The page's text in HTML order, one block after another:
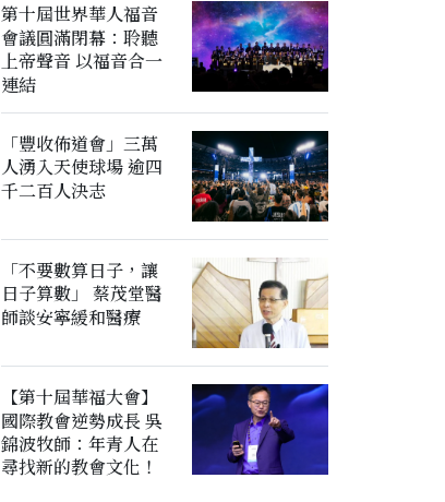
第十屆世界華人福音
會議圓滿閉幕：聆聽
上帝聲音 以福音合一
連結
「豐收佈道會」三萬
人湧入天使球場 逾四
千二百人決志
「不要數算日子，讓
日子算數」 蔡茂堂醫
師談安寧緩和醫療
【第十屆華福大會】
國際教會逆勢成長 吳
錦波牧師：年青人在
尋找新的教會文化！